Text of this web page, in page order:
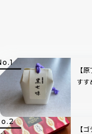
【
すす
【